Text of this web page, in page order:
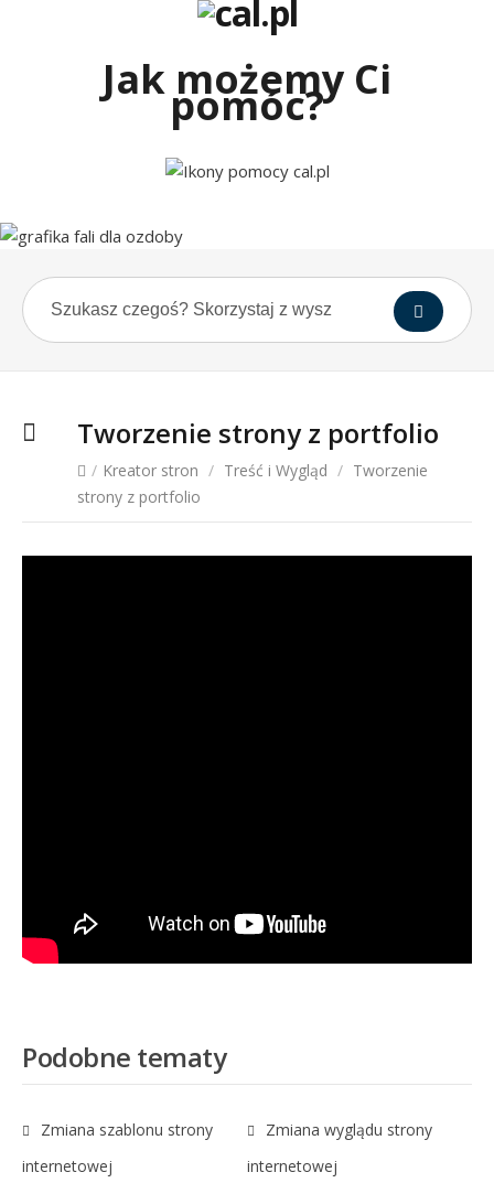
Jak możemy Ci
pomóc?
Tworzenie strony z portfolio
/ Kreator stron / Treść i Wygląd / Tworzenie
strony z portfolio
Podobne tematy
Zmiana szablonu strony
internetowej
Zmiana wyglądu strony
internetowej